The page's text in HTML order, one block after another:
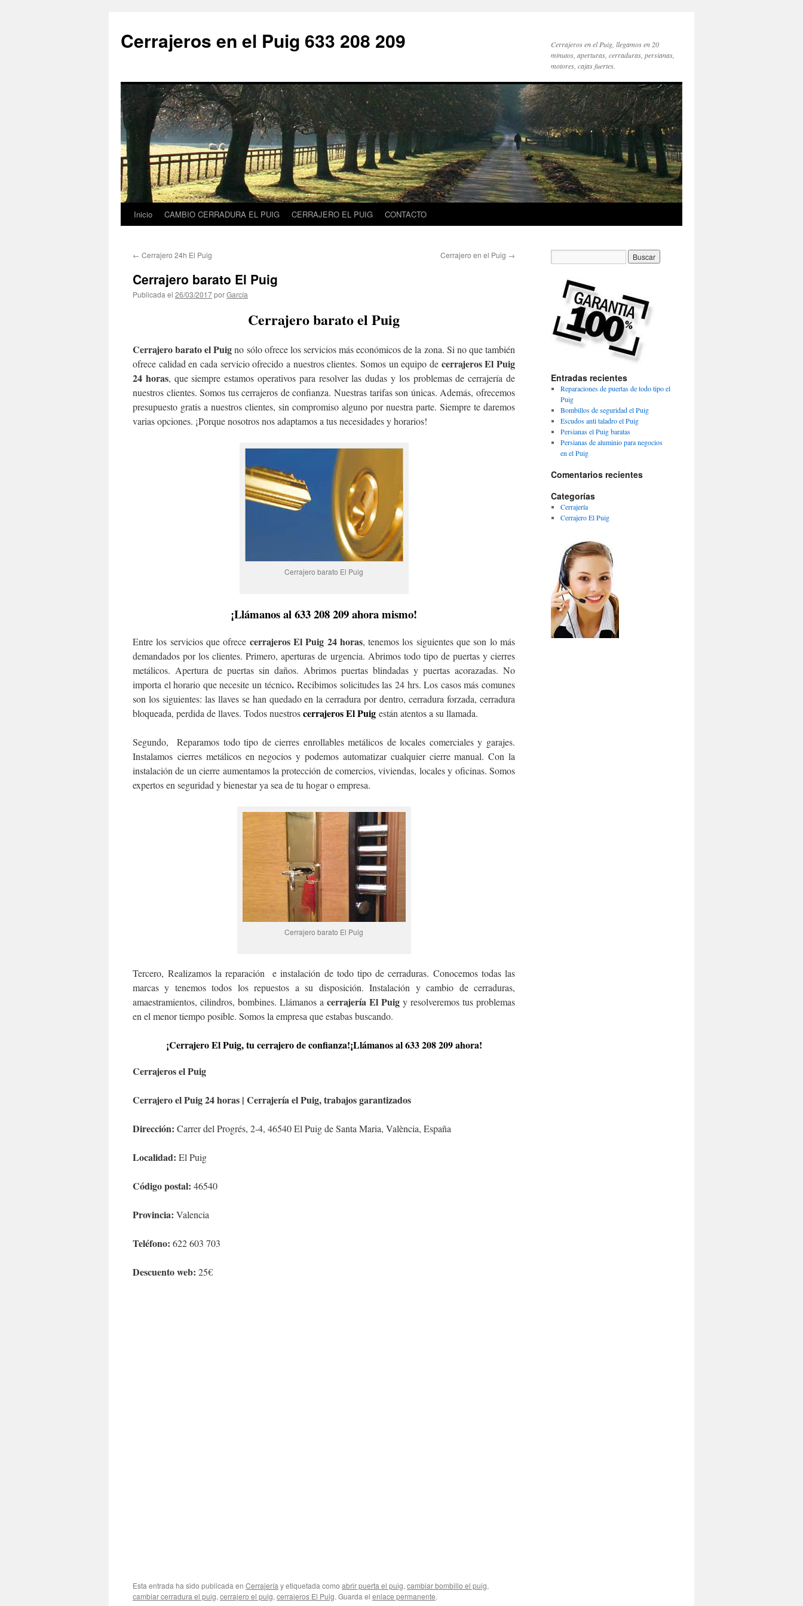
contenido
Cerrajeros en el Puig 633 208 209
Cerrajeros en el Puig, llegamos en 20
minutos, aperturas, cerraduras, persianas,
motores, cajas fuertes.
Inicio CAMBIO CERRADURA EL PUIG CERRAJERO EL PUIG CONTACTO
← Cerrajero 24h El Puig Cerrajero en el Puig →
Cerrajero barato El Puig
Publicada el 26/03/2017porGarcía
Cerrajero barato el Puig
Cerrajero barato el Puigno sólo ofrece los servicios más económicos de la zona. Si no que también
ofrece calidad en cada servicio ofrecido a nuestros clientes. Somos un equipo de cerrajeros El Puig
24 horas, que siempre estamos operativos para resolver las dudas y los problemas de cerrajería de
nuestros clientes. Somos tus cerrajeros de confianza. Nuestras tarifas son únicas. Además, ofrecemos
presupuesto gratis a nuestros clientes, sin compromiso alguno por nuestra parte. Siempre te daremos
varias opciones. ¡Porque nosotros nos adaptamos a tus necesidades y horarios!
Cerrajero barato El Puig
¡Llámanos al 633 208 209 ahora mismo!
Entre los servicios que ofrece cerrajeros El Puig 24 horas, tenemos los siguientes que son lo más
demandados por los clientes. Primero, aperturas de urgencia. Abrimos todo tipo de puertas y cierres
metálicos. Apertura de puertas sin daños. Abrimos puertas blindadas y puertas acorazadas. No
importa el horario que necesite un técnico.Recibimos solicitudes las 24 hrs. Los casos más comunes
son los siguientes: las llaves se han quedado en la cerradura por dentro, cerradura forzada, cerradura
bloqueada, perdida de llaves. Todos nuestroscerrajeros El Puig están atentos a su llamada.
Segundo, Reparamos todo tipo de cierres enrollables metálicos de locales comerciales y garajes.
Instalamos cierres metálicos en negocios y podemos automatizar cualquier cierre manual. Con la
instalación de un cierre aumentamos la protección de comercios, viviendas, locales y oficinas. Somos
expertos en seguridad y bienestar ya sea de tu hogar o empresa.
Cerrajero barato El Puig
Tercero, Realizamos la reparación e instalación de todo tipo de cerraduras. Conocemos todas las
marcas y tenemos todos los repuestos a su disposición. Instalación y cambio de cerraduras,
amaestramientos, cilindros, bombines. Llámanos a cerrajería El Puig y resolveremos tus problemas
en el menor tiempo posible. Somos la empresa que estabas buscando.
¡Cerrajero El Puig, tu cerrajero de confianza!¡Llámanos al 633 208 209 ahora!
Cerrajeros el Puig
Cerrajero el Puig 24 horas | Cerrajería el Puig, trabajos garantizados
Dirección: Carrer del Progrés, 2-4, 46540 El Puig de Santa Maria, València, España
Localidad: El Puig
Código postal: 46540
Provincia: Valencia
Teléfono: 622 603 703
Descuento web: 25€
Esta entrada ha sido publicada en Cerrajería y etiquetada como abrir puerta el puig, cambiar bombillo el puig,
cambiar cerradura el puig, cerrajero el puig, cerrajeros El Puig. Guarda el enlace permanente.
Entradas recientes
Reparaciones de puertas de todo tipo el
Puig
Bombillos de seguridad el Puig
Escudos anti taladro el Puig
Persianas el Puig baratas
Persianas de aluminio para negocios
en el Puig
Comentarios recientes
Categorías
Cerrajería
Cerrajero El Puig